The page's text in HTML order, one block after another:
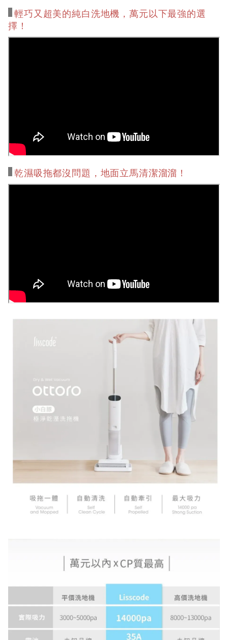
輕巧又超美的純白洗地機，萬元以下最強的選
擇！
乾濕吸拖都沒問題，地面立馬清潔溜溜！